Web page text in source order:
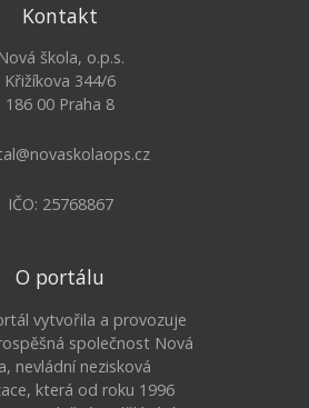
Kontakt
Nová škola, o.p.s.
Křižíkova 344/6
186 00 Praha 8
IČO: 25768867
O portálu
vytvořila a provozuje
společnost Nová
nevládní nezisková
která od roku 1996